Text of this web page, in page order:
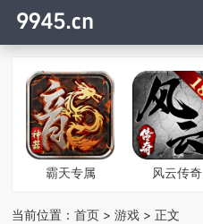
霸天专属 风云传奇
当前位置：首页 >游戏 > 正文